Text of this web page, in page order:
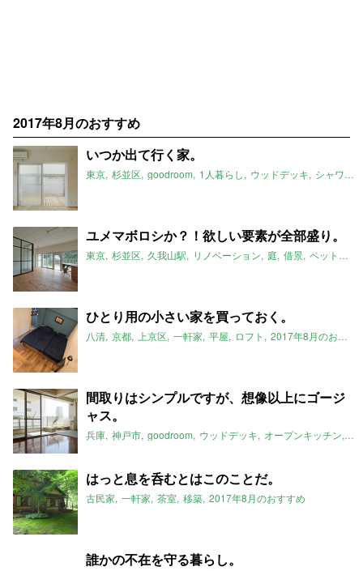
2017年8月のおすすめ
いつか出て行く家。
東京 杉並区 goodroom 1人暮らし ウッドデッキ シャワー
ユメマボロシか？！欲しい要素が全部盛り。
東京 杉並区 久我山駅 リノベーション 庭 借景 ペット可
ひとり用の小さい家を買っておく。
八清 京都 上京区 一軒家 平屋 ロフト 2017年8月のおすすめ
間取りはシンプルですが、想像以上にゴージ
ャス。
兵庫 神戸市 goodroom ウッドデッキ オープンキッチン サ
はっと息を呑むとはこのことだ。
古民家 一軒家 茶室 移築 2017年8月のおすすめ
誰かの不在を守る暮らし。